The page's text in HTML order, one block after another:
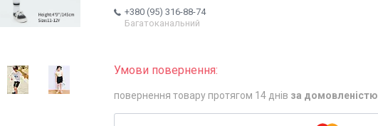
+380 (95) 316-88-74
Багатоканальний
повернення товару протягом 14 днів за домовленістю